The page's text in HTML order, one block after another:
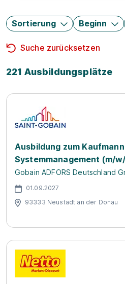
Sortierung Beginn
Suche zurücksetzen
221 Ausbildungsplätze
Ausbildung zum
Systemmanagement (m/
Gobain ADFORS Deutschland
01.09.2027
93333 Neustadt an der Donau